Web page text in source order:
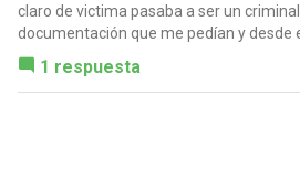
claro de victima pasaba a ser un
documentación que me pedían y desde
1 respuesta